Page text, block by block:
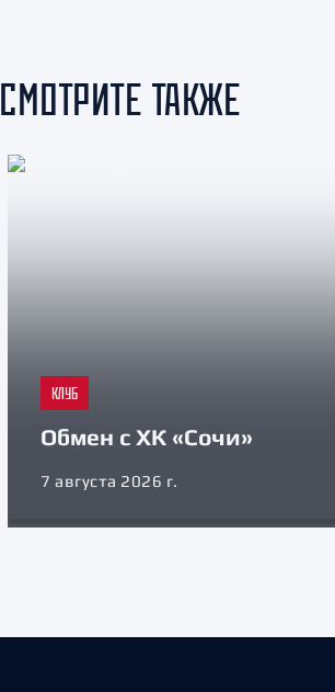
СМОТРИТЕ ТАКЖЕ
КЛУБ
Обмен с ХК «Сочи»
7 августа 2026 г.